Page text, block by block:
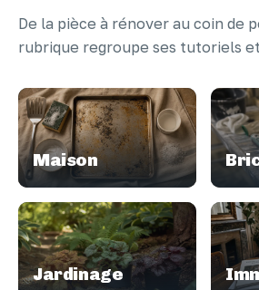
De la pièce à rénover au coin de
rubrique regroupe ses tutoriels
Maison
Jardinage